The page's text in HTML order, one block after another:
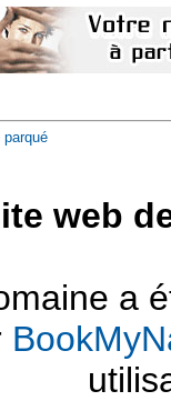
web
a